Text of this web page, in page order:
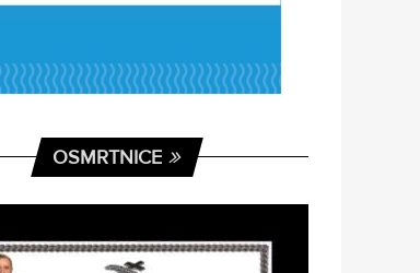
OSMRTNICE